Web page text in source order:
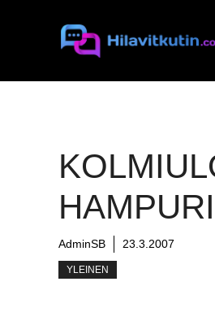
AdminSB 23.3.2007
YLEINEN